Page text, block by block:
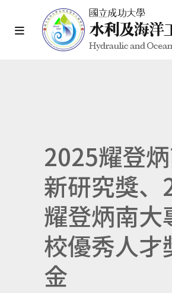
2025耀登
新研究獎、
耀登炳南大
校優秀人才
金